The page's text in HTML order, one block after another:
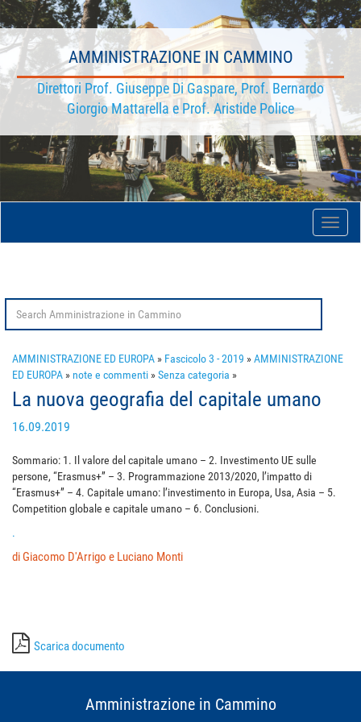
AMMINISTRAZIONE IN CAMMINO
Direttori Prof. Giuseppe Di Gaspare, Prof. Bernardo
Giorgio Mattarella e Prof. Aristide Police
Toggle
for:
AMMINISTRAZIONE ED EUROPA » Fascicolo 3 - 2019 »AMMINISTRAZIONE
ED EUROPA » note e commenti »Senza categoria »
La nuova geografia del capitale umano
16.09.2019
Sommario: 1. Il valore del capitale umano – 2. Investimento UE sulle
persone, “Erasmus+” – 3. Programmazione 2013/2020, l’impatto di
“Erasmus+” – 4. Capitale umano: l’investimento in Europa, Usa, Asia – 5.
Competition globale e capitale umano – 6. Conclusioni.
.
di Giacomo D'Arrigo e Luciano Monti
Scarica documento
Amministrazione in Cammino